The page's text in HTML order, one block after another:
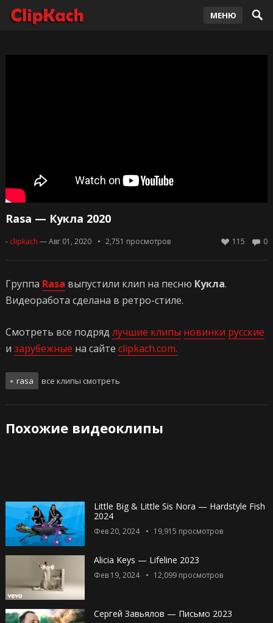
МЕНЮ
Rasa — Кукла 2020
- clipkach — Авг 01, 2020 2,751 просмотров 0
115
Группа Rasa выпустили клип на песню Кукла.
Видеоработа сделана в ретро-стиле.
Смотреть все подряд лучшие клипы новинки русские
и зарубежные на сайте clipkach.com.
rasa все клипы смотреть
Похожие видеоклипы
Little Big & Little Sis Nora — Hardstyle Fish
2024
Фев 20, 2024 19,915 просмотров
Alicia Keys — Lifeline 2023
Фев 19, 2024 12,099просмотров
Сергей Завьялов — Письмо 2023